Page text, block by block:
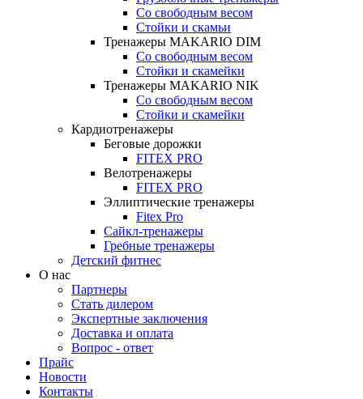
Со свободным весом
Стойки и скамьи
Тренажеры MAKARIO DIM
Со свободным весом
Стойки и скамейки
Тренажеры MAKARIO NIK
Со свободным весом
Стойки и скамейки
Кардиотренажеры
Беговые дорожки
FITEX PRO
Велотренажеры
FITEX PRO
Эллиптические тренажеры
Fitex Pro
Сайкл-тренажеры
Гребные тренажеры
Детский фитнес
О нас
Партнеры
Стать дилером
Экспертные заключения
Доставка и оплата
Вопрос - ответ
Прайс
Новости
Контакты